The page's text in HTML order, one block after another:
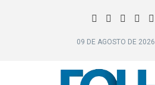
09 DE AGOSTO DE 2026